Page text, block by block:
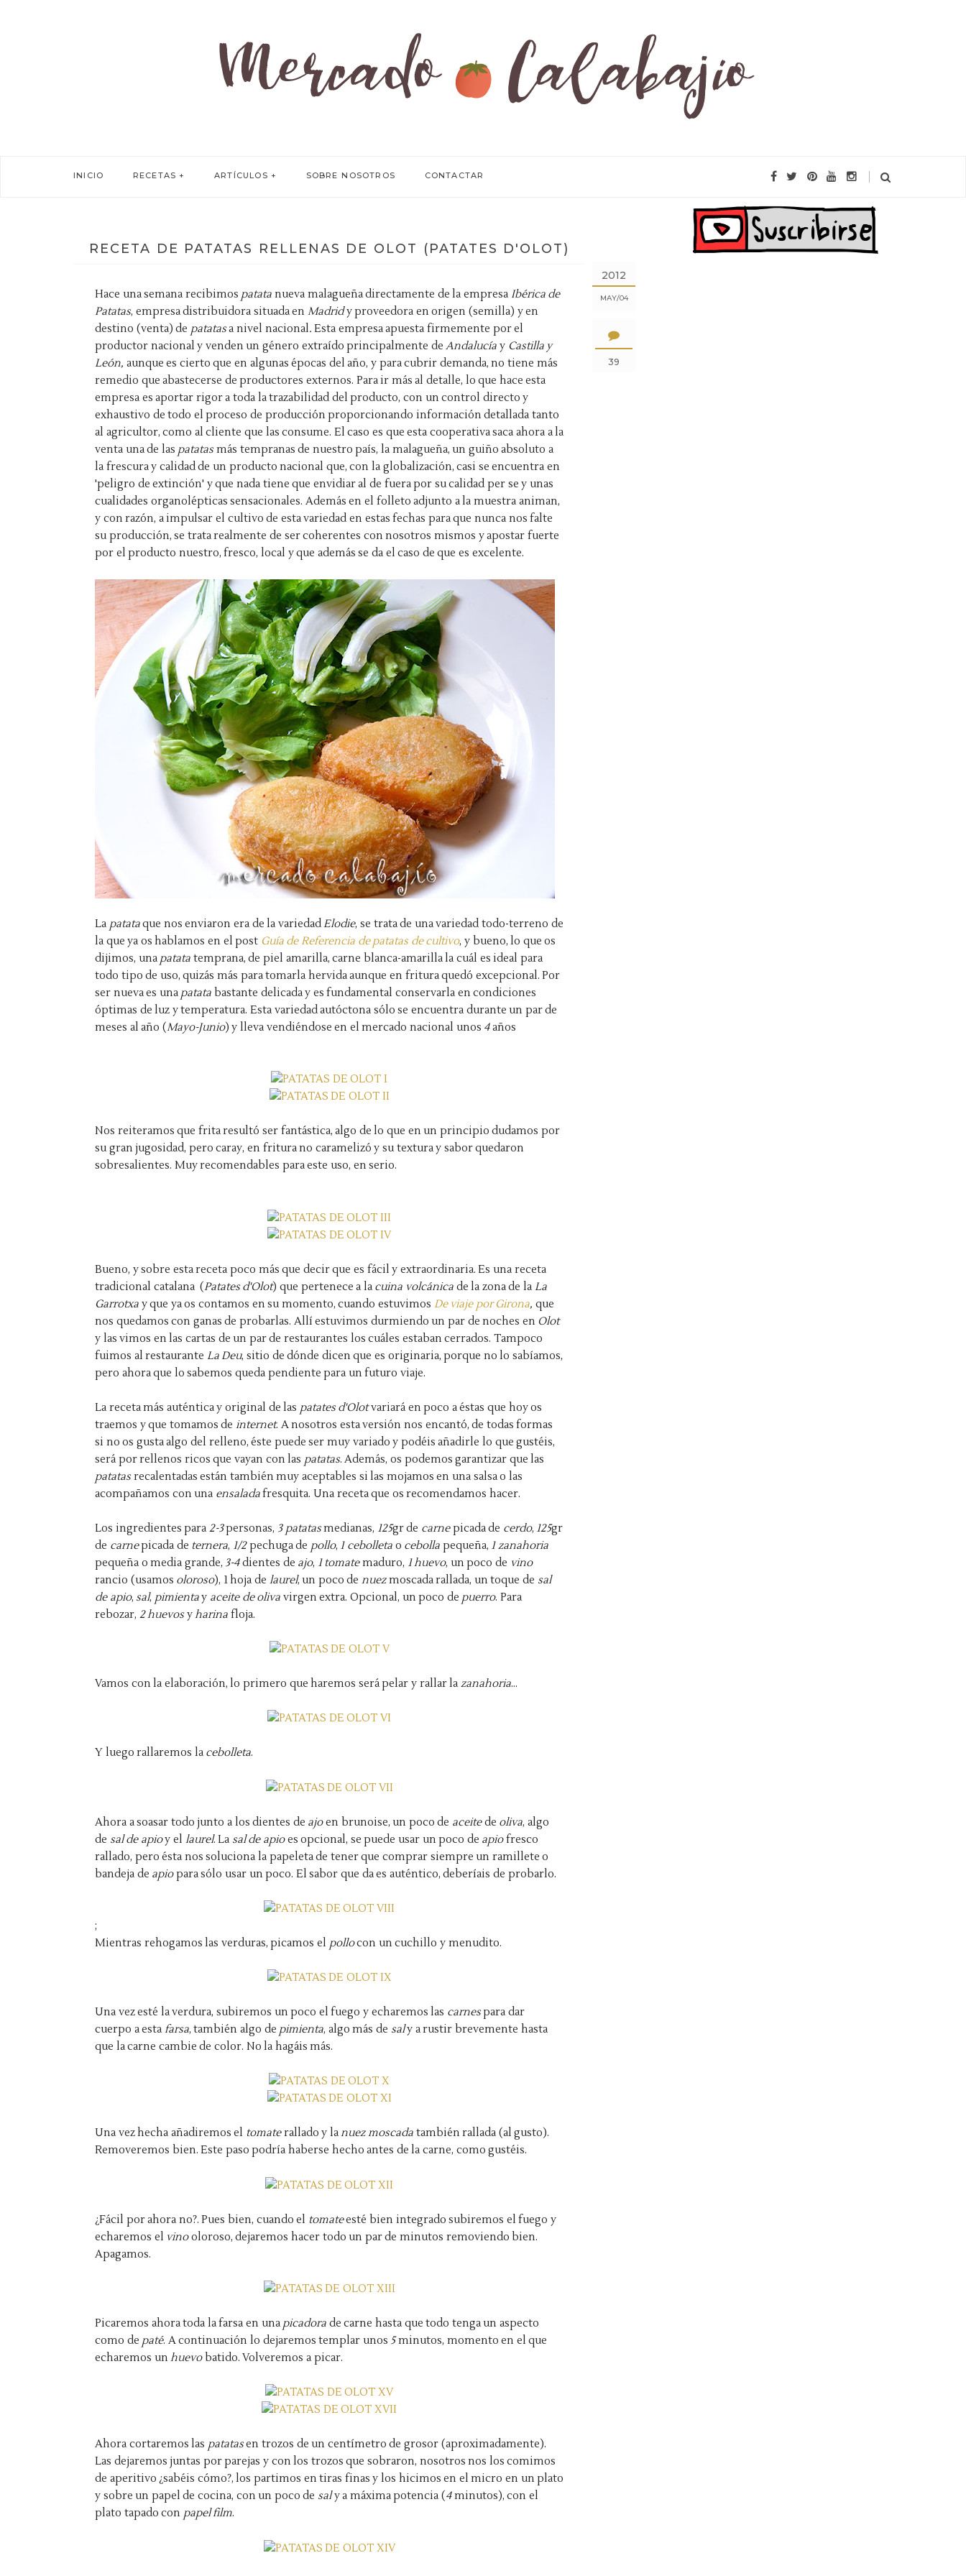
INICIO RECETAS ARTÍCULOS SOBRE NOSOTROS CONTACTAR
2012
MAY 04
39
RECETA DE PATATAS RELLENAS DE OLOT (PATATES D'OLOT)
Hace una semana recibimos patatanueva malagueña directamente de la empresa Ibérica de
Patatas, empresa distribuidora situada en Madridy proveedora en origen (semilla) y en
destino (venta) de patatasa nivel nacional. Esta empresa apuesta firmemente por el
productor nacional y venden un género extraído principalmente deAndalucía y Castilla y
León, aunque es cierto que en algunas épocas del año, y para cubrir demanda, no tiene más
remedio que abastecerse de productores externos. Para ir más al detalle, lo que hace esta
empresa es aportar rigor a toda la trazabilidad del producto, con un control directo y
exhaustivo de todo el proceso de producción proporcionando información detallada tanto
al agricultor, como al cliente que las consume. El caso es que esta cooperativa saca ahora a la
venta una de las patatasmás tempranas de nuestro país, la malagueña, un guiño absoluto a
la frescura y calidad de un producto nacional que, con la globalización, casi se encuentra en
'peligro de extinción' y que nada tiene que envidiar al de fuera por su calidad per se y unas
cualidades organolépticas sensacionales. Además en el folleto adjunto a la muestra animan,
y con razón, a impulsar el cultivo de esta variedad en estas fechas para que nunca nos falte
su producción, se trata realmente de ser coherentes con nosotros mismos y apostar fuerte
por el producto nuestro, fresco, local y que además se da el caso de que es excelente.
La patataque nos enviaron era de la variedadElodie, se trata de una variedad todo-terreno de
la que ya os hablamos en el post Guía de Referencia de patatas de cultivo, y bueno, lo que os
dijimos, una patata temprana, de piel amarilla, carne blanca-amarilla la cuál es ideal para
todo tipo de uso, quizás más para tomarla hervida aunque en fritura quedó excepcional. Por
ser nueva es una patata bastante delicada y es fundamental conservarla en condiciones
óptimas de luz y temperatura. Esta variedad autóctona sólo se encuentra durante un par de
meses al año (Mayo-Junio) y lleva vendiéndose en el mercado nacional unos 4años
Nos reiteramos que frita resultó ser fantástica, algo de lo que en un principio dudamos por
su gran jugosidad, pero caray, en fritura no caramelizó y su textura y sabor quedaron
sobresalientes. Muy recomendables para este uso, en serio.
Bueno, y sobre esta receta poco más que decir que es fácil y extraordinaria. Es una receta
tradicional catalana (Patates d'Olot) que pertenece a la cuina volcánica de la zona de la La
Garrotxa y que ya os contamos en su momento, cuando estuvimos De viaje por Girona, que
nos quedamos con ganas de probarlas. Allí estuvimos durmiendo un par de noches en Olot
y las vimos en las cartas de un par de restaurantes los cuáles estaban cerrados. Tampoco
fuimos al restaurante La Deu, sitio de dónde dicen que es originaria, porque no lo sabíamos,
pero ahora que lo sabemos queda pendiente para un futuro viaje.
La receta más auténtica y original de las patates d'Olotvariará en poco a éstas que hoy os
traemos y que tomamos de internet. A nosotros esta versión nos encantó, de todas formas
si no os gusta algo del relleno, éste puede ser muy variado y podéis añadirle lo que gustéis,
será por rellenos ricos que vayan con las patatas. Además, os podemos garantizar que las
patatasrecalentadas están también muy aceptables si las mojamos en una salsa o las
acompañamos con una ensaladafresquita. Una receta que os recomendamos hacer.
Los ingredientes para 2-3personas, 3 patatasmedianas, 125gr de carnepicada de cerdo, 125gr
de carnepicada de ternera, 1/2pechuga de pollo, 1 cebolleta o cebolla pequeña, 1 zanahoria
pequeña o media grande, 3-4dientes de ajo, 1 tomatemaduro, 1 huevo, un poco de vino
rancio (usamos oloroso), 1 hoja de laurel, un poco denuezmoscada rallada, un toque de sal
de apio, sal, pimientay aceite de oliva virgen extra. Opcional, un poco de puerro. Para
rebozar, 2 huevosyharinafloja.
Vamos con la elaboración, lo primero que haremos será pelar y rallar la zanahoria...
Y luego rallaremos la cebolleta.
Ahora a soasar todo junto a los dientes de ajoen brunoise, un poco de aceitede oliva, algo
de sal de apioy el laurel. La sal de apioes opcional, se puede usar un poco de apiofresco
rallado, pero ésta nos soluciona la papeleta de tener que comprar siempre un ramillete o
bandeja de apiopara sólo usar un poco. El sabor que da es auténtico, deberíais de probarlo.
;
Mientras rehogamos las verduras, picamos el pollocon un cuchillo y menudito.
Una vez esté la verdura, subiremos un poco el fuego y echaremos las carnespara dar
cuerpo a esta farsa, también algo de pimienta, algo más de saly a rustir brevemente hasta
que la carne cambie de color. No la hagáis más.
Una vez hecha añadiremos el tomaterallado y lanuez moscada también rallada (al gusto).
Removeremos bien. Este paso podría haberse hecho antes de la carne, como gustéis.
¿Fácil por ahora no?. Pues bien, cuando el tomateesté bien integrado subiremos el fuego y
echaremos el vinooloroso, dejaremos hacer todo un par de minutos removiendo bien.
Apagamos.
Picaremos ahora toda la farsa en una picadora de carne hasta que todo tenga un aspecto
como de paté. A continuación lo dejaremos templar unos 5minutos, momento en el que
echaremos unhuevo batido. Volveremos a picar.
Ahora cortaremos las patatasen trozos de un centímetro de grosor (aproximadamente).
Las dejaremos juntas por parejas y con los trozos que sobraron, nosotros nos los comimos
de aperitivo ¿sabéis cómo?, los partimos en tiras finas y los hicimos en el micro en un plato
y sobre un papel de cocina, con un poco de saly a máxima potencia (4minutos), con el
plato tapado con papel film.